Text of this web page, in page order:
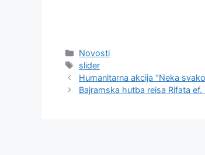
Kategorije
Novosti
Oznake
slider
Humanitarna akcija “Neka
Bajramska hutba reisa Rifata ef.